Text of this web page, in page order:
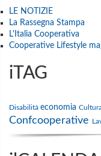
LE NOTIZIE
La Rassegna Stampa
L'Italia Cooperativa
Cooperative Lifestyle
iTAG
Disabilità economia
Confcooperative